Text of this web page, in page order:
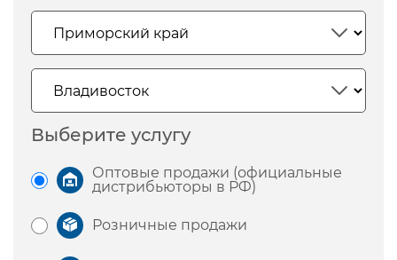
Выберите услугу
Оптовые продажи (официальные
дистрибьюторы в РФ)
Розничные продажи